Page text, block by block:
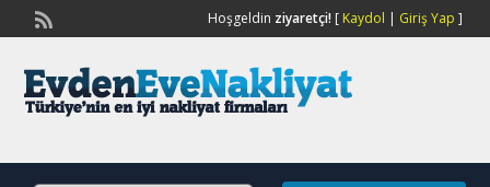
Hoşgeldin ziyaretçi![ Kaydol | Giriş Yap ]